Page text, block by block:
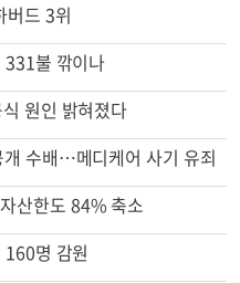
드 3위
불 깎이나
원인 밝혀졌다
수배…메디케어 사기 유죄
산한도 84% 축소
명 감원